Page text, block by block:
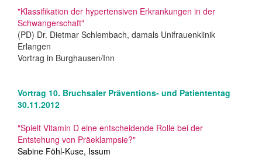
"Klassifikation der hypertensiven Erkrankungen in der
Schwangerschaft"
(PD) Dr. Dietmar Schlembach, damals Unifrauenklinik
Erlangen
Vortrag in Burghausen/Inn
Vortrag 10. Bruchsaler Präventions- und Patiententag
30.11.2012
"Spielt Vitamin D eine entscheidende Rolle bei der
Entstehung von Präeklampsie?"
Sabine Föhl-Kuse, Issum